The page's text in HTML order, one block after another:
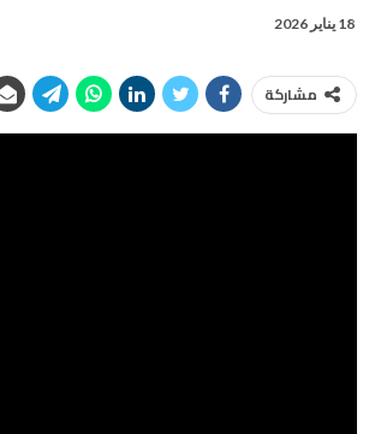
18 يناير 2026
مشاركة